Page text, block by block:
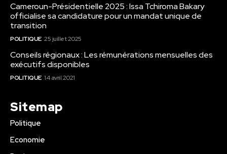
Cameroun-Présidentielle 2025 : Issa Tchiroma Bakary
officialise sa candidature pour un mandat unique de
transition
POLITIQUE 25 juillet 2025
Conseils régionaux : Les rémunérations mensuelles des
exécutifs disponibles
POLITIQUE 14 avril 2021
Sitemap
Politique
Economie